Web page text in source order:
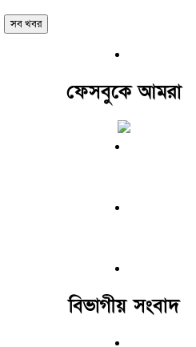
সব খবর
ফেসবুকে আমরা
বিভাগীয় সংবাদ